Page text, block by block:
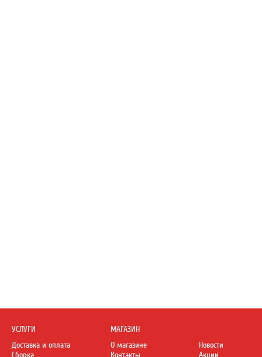
УСЛУГИ
Доставка и оплата
Сборка
МАГАЗИН
О магазине
Контакты
Новости
Акции